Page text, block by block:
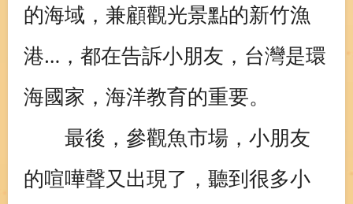
的海域，兼顧觀光景點的新竹漁
港…，都在告訴小朋友，台灣是環
海國家，海洋教育的重要。
最後，參觀魚市場，小朋友
的喧嘩聲又出現了，聽到很多小